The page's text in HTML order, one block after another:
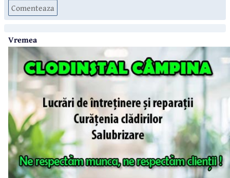
Comenteaza
Vremea